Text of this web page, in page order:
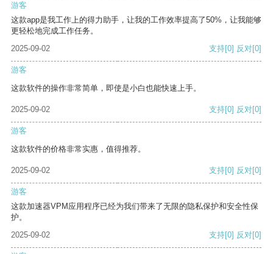
游客
这款app是我工作上的得力助手，让我的工作效率提高了50%，让我能够
更轻松地完成工作任务。
2025-09-02
支持[0] 反对[0]
游客
这款软件的操作非常简单，即使是小白也能快速上手。
2025-09-02 支持[0] 反对[0]
游客
这款软件的价格非常实惠，值得推荐。
2025-09-02 支持[0] 反对[0]
游客
这款加速器VPM应用程序已经为我们带来了无限的隐私保护和安全性保
护。
2025-09-02
支持[0] 反对[0]